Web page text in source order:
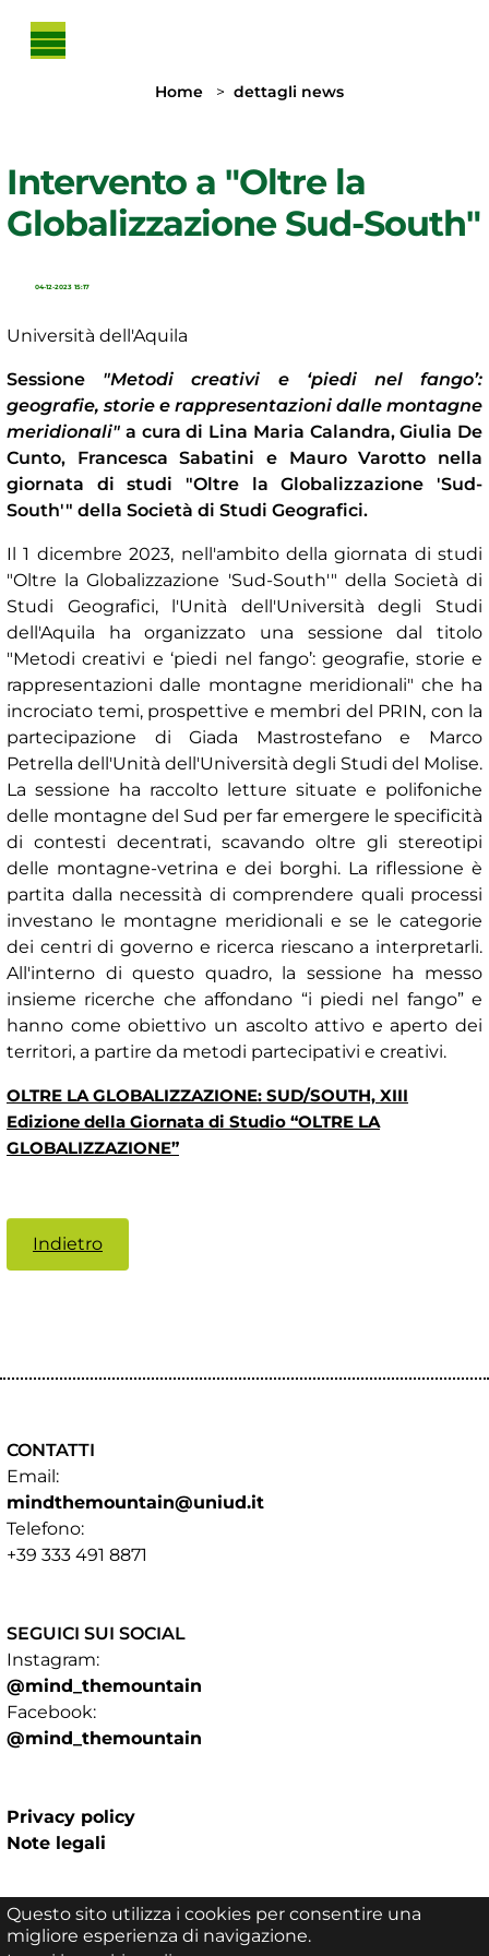
Questo sito utilizza i cookies per consentire una
migliore esperienza di navigazione.
Home dettagli news
Intervento a "Oltre la
Globalizzazione Sud-South"
04-12-2023 15:17
Università dell'Aquila
Sessione "Metodi creativi e ‘piedi nel fango’:
geografie, storie e rappresentazioni dalle montagne
meridionali" a cura di Lina Maria Calandra, Giulia De
Cunto, Francesca Sabatini e Mauro Varotto nella
giornata di studi "Oltre la Globalizzazione 'Sud-
South'" della Società di Studi Geografici.
Il 1 dicembre 2023, nell'ambito della giornata di studi
"Oltre la Globalizzazione 'Sud-South'" della Società di
Studi Geografici, l'Unità dell'Università degli Studi
dell'Aquila ha organizzato una sessione dal titolo
"Metodi creativi e ‘piedi nel fango’: geografie, storie e
rappresentazioni dalle montagne meridionali" che ha
incrociato temi, prospettive e membri del PRIN, con la
partecipazione di Giada Mastrostefano e Marco
Petrella dell'Unità dell'Università degli Studi del Molise.
La sessione ha raccolto letture situate e polifoniche
delle montagne del Sud per far emergere le specificità
di contesti decentrati, scavando oltre gli stereotipi
delle montagne-vetrina e dei borghi. La riflessione è
partita dalla necessità di comprendere quali processi
investano le montagne meridionali e se le categorie
dei centri di governo e ricerca riescano a interpretarli.
All'interno di questo quadro, la sessione ha messo
insieme ricerche che affondano “i piedi nel fango” e
hanno come obiettivo un ascolto attivo e aperto dei
territori, a partire da metodi partecipativi e creativi.
OLTRE LA GLOBALIZZAZIONE: SUD/SOUTH, XIII
Edizione della Giornata di Studio “OLTRE LA
GLOBALIZZAZIONE”
Indietro
CONTATTI
Email:
mindthemountain@uniud.it
Telefono:
+39 333 491 8871​​​​​​​
SEGUICI SUI SOCIAL
Instagram:
@mind_themountain
Facebook:​​​​​​​
@mind_themountain
Privacy policy
Note legali